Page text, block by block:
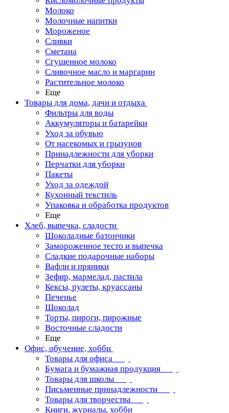
Молоко
Молочные напитки
Мороженое
Сливки
Сметана
Сгущенное молоко
Сливочное масло и маргарин
Растительное молоко
Еще
Товары для дома, дачи и отдыха
Фильтры для воды
Аккумуляторы и батарейки
Уход за обувью
От насекомых и грызунов
Принадлежности для уборки
Перчатки для уборки
Пакеты
Уход за одеждой
Кухонный текстиль
Упаковка и обработка продуктов
Еще
Хлеб, выпечка, сладости
Шоколадные батончики
Замороженное тесто и выпечка
Сладкие подарочные наборы
Вафли и пряники
Зефир, мармелад, пастила
Кексы, рулеты, круассаны
Печенье
Шоколад
Торты, пироги, пирожные
Восточные сладости
Еще
Офис, обучение, хобби
Товары для офиса
Бумага и бумажная продукция
Товары для школы
Письменные принадлежности
Товары для творчества
Книги, журналы, хобби